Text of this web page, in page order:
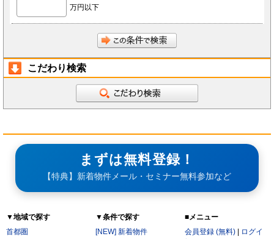
万円以下
こだわり検索
まずは無料登録！
【特典】新着物件メール・セミナー無料参加など
▼地域で探す
首都圏
▼条件で探す
[NEW] 新着物件
■メニュー
会員登録 (無料)
ログイ